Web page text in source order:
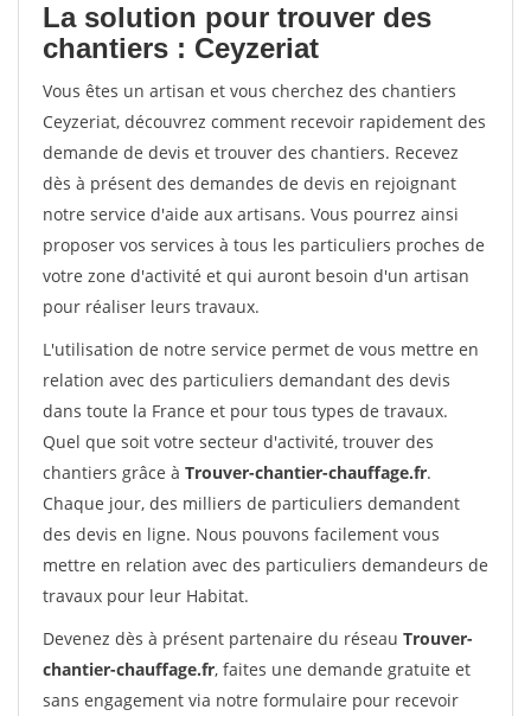
La solution pour trouver des
chantiers : Ceyzeriat
Vous êtes un artisan et vous cherchez des chantiers
Ceyzeriat, découvrez comment recevoir rapidement des
demande de devis et trouver des chantiers. Recevez
dès à présent des demandes de devis en rejoignant
notre service d'aide aux artisans. Vous pourrez ainsi
proposer vos services à tous les particuliers proches de
votre zone d'activité et qui auront besoin d'un artisan
pour réaliser leurs travaux.
L'utilisation de notre service permet de vous mettre en
relation avec des particuliers demandant des devis
dans toute la France et pour tous types de travaux.
Quel que soit votre secteur d'activité, trouver des
chantiers grâce à Trouver-chantier-chauffage.fr.
Chaque jour, des milliers de particuliers demandent
des devis en ligne. Nous pouvons facilement vous
mettre en relation avec des particuliers demandeurs de
travaux pour leur Habitat.
Devenez dès à présent partenaire du réseau Trouver-
chantier-chauffage.fr, faites une demande gratuite et
sans engagement via notre formulaire pour recevoir